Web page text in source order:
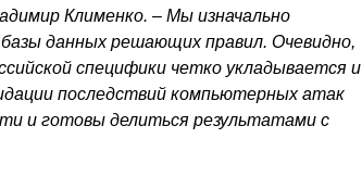
Клименко. – Мы изначально
данных решающих правил. Очевидно,
специфики четко укладывается и
последствий компьютерных атак
и готовы делиться результатами с